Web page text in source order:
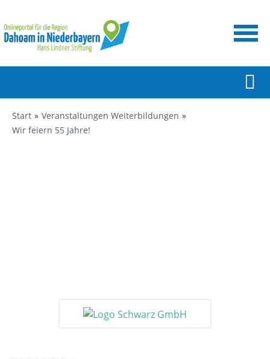
Start
Veranstaltungen Weiterbildungen
Wir feiern 55 Jahre!